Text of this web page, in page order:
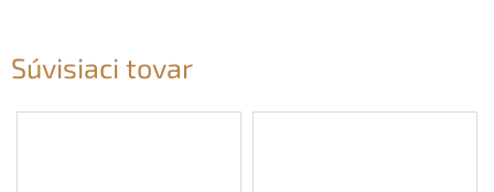
Súvisiaci tovar